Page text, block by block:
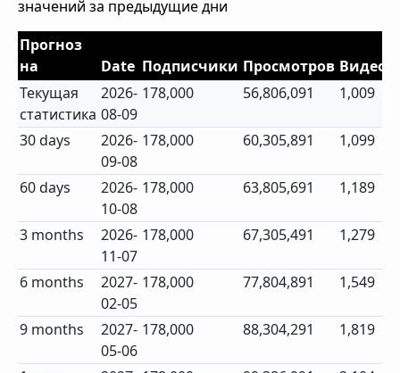
значений за предыдущие дни
Прогноз
на
Date Подписчики Просмотров Видео
Текущая
статистика
2026-
08-09
178,000 56,806,091 1,009
30 days
2026-
09-08
178,000 60,305,891 1,099
60 days
2026-
10-08
178,000 63,805,691 1,189
3 months
2026-
11-07
178,000 67,305,491 1,279
6 months
2027-
02-05
178,000 77,804,891 1,549
9 months
2027-
05-06
178,000 88,304,291 1,819